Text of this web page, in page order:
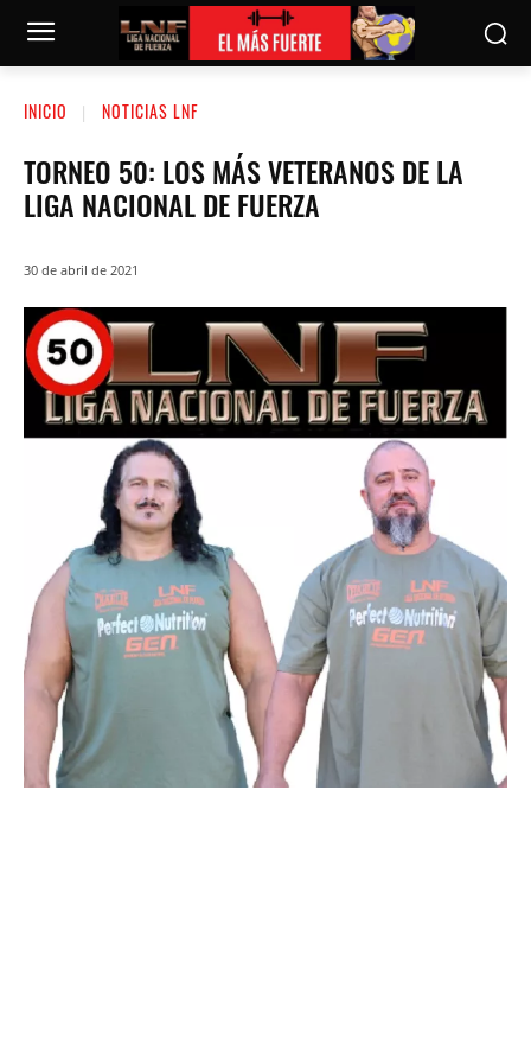
INICIO NOTICIAS LNF
TORNEO 50: LOS MÁS VETERANOS DE LA
LIGA NACIONAL DE FUERZA
30 de abril de 2021